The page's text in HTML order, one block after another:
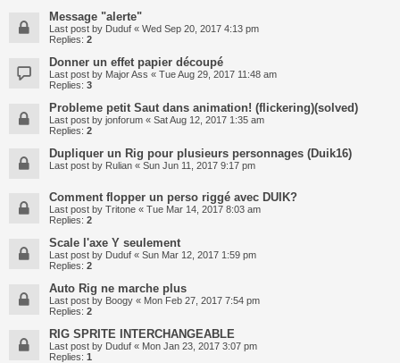
Message "alerte"
Last post by Duduf « Wed Sep 20, 2017 4:13 pm
Replies: 2
Donner un effet papier découpé
Last post by Major Ass « Tue Aug 29, 2017 11:48 am
Replies: 3
Probleme petit Saut dans animation! (flickering)(solved)
Last post by jonforum « Sat Aug 12, 2017 1:35 am
Replies: 2
Dupliquer un Rig pour plusieurs personnages (Duik16)
Last post by Rulian « Sun Jun 11, 2017 9:17 pm
Comment flopper un perso riggé avec DUIK?
Last post by Tritone « Tue Mar 14, 2017 8:03 am
Replies: 2
Scale l'axe Y seulement
Last post by Duduf « Sun Mar 12, 2017 1:59 pm
Replies: 2
Auto Rig ne marche plus
Last post by Boogy « Mon Feb 27, 2017 7:54 pm
Replies: 2
RIG SPRITE INTERCHANGEABLE
Last post by Duduf « Mon Jan 23, 2017 3:07 pm
Replies: 1